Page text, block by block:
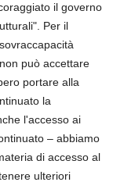
il governo
Per il
può accettare
portare alla
la
l'accesso ai
– abbiamo
di accesso al
ulteriori